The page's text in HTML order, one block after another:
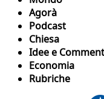
Agorà
Podcast
Chiesa
Idee e
Economia
Rubriche